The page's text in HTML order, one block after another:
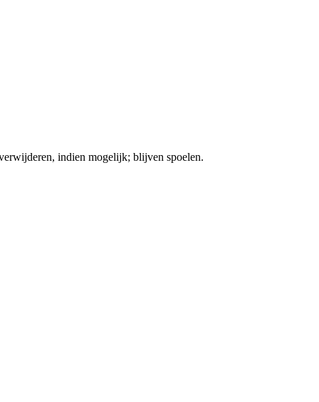
indien mogelijk; blijven spoelen.